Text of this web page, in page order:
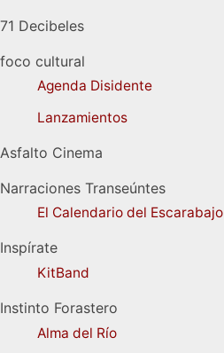
71 Decibeles
foco cultural
Agenda Disidente
Lanzamientos
Asfalto Cinema
Narraciones Transeúntes
El Calendario del Escarabajo
Inspírate
KitBand
Instinto Forastero
Alma del Río